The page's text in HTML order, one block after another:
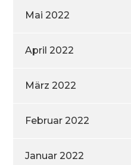
Mai 2022
April 2022
März 2022
Februar 2022
Januar 2022